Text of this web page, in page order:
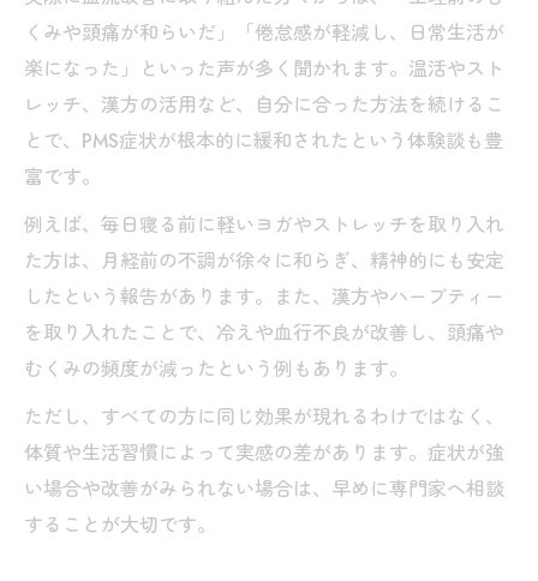
くみや頭痛が和らいだ」「倦怠感が軽減し、日常生活が
楽になった」といった声が多く聞かれます。温活やスト
レッチ、漢方の活用など、自分に合った方法を続けるこ
とで、PMS症状が根本的に緩和されたという体験談も豊
富です。
例えば、毎日寝る前に軽いヨガやストレッチを取り入れ
た方は、月経前の不調が徐々に和らぎ、精神的にも安定
したという報告があります。また、漢方やハーブティー
を取り入れたことで、冷えや血行不良が改善し、頭痛や
むくみの頻度が減ったという例もあります。
ただし、すべての方に同じ効果が現れるわけではなく、
体質や生活習慣によって実感の差があります。症状が強
い場合や改善がみられない場合は、早めに専門家へ相談
することが大切です。